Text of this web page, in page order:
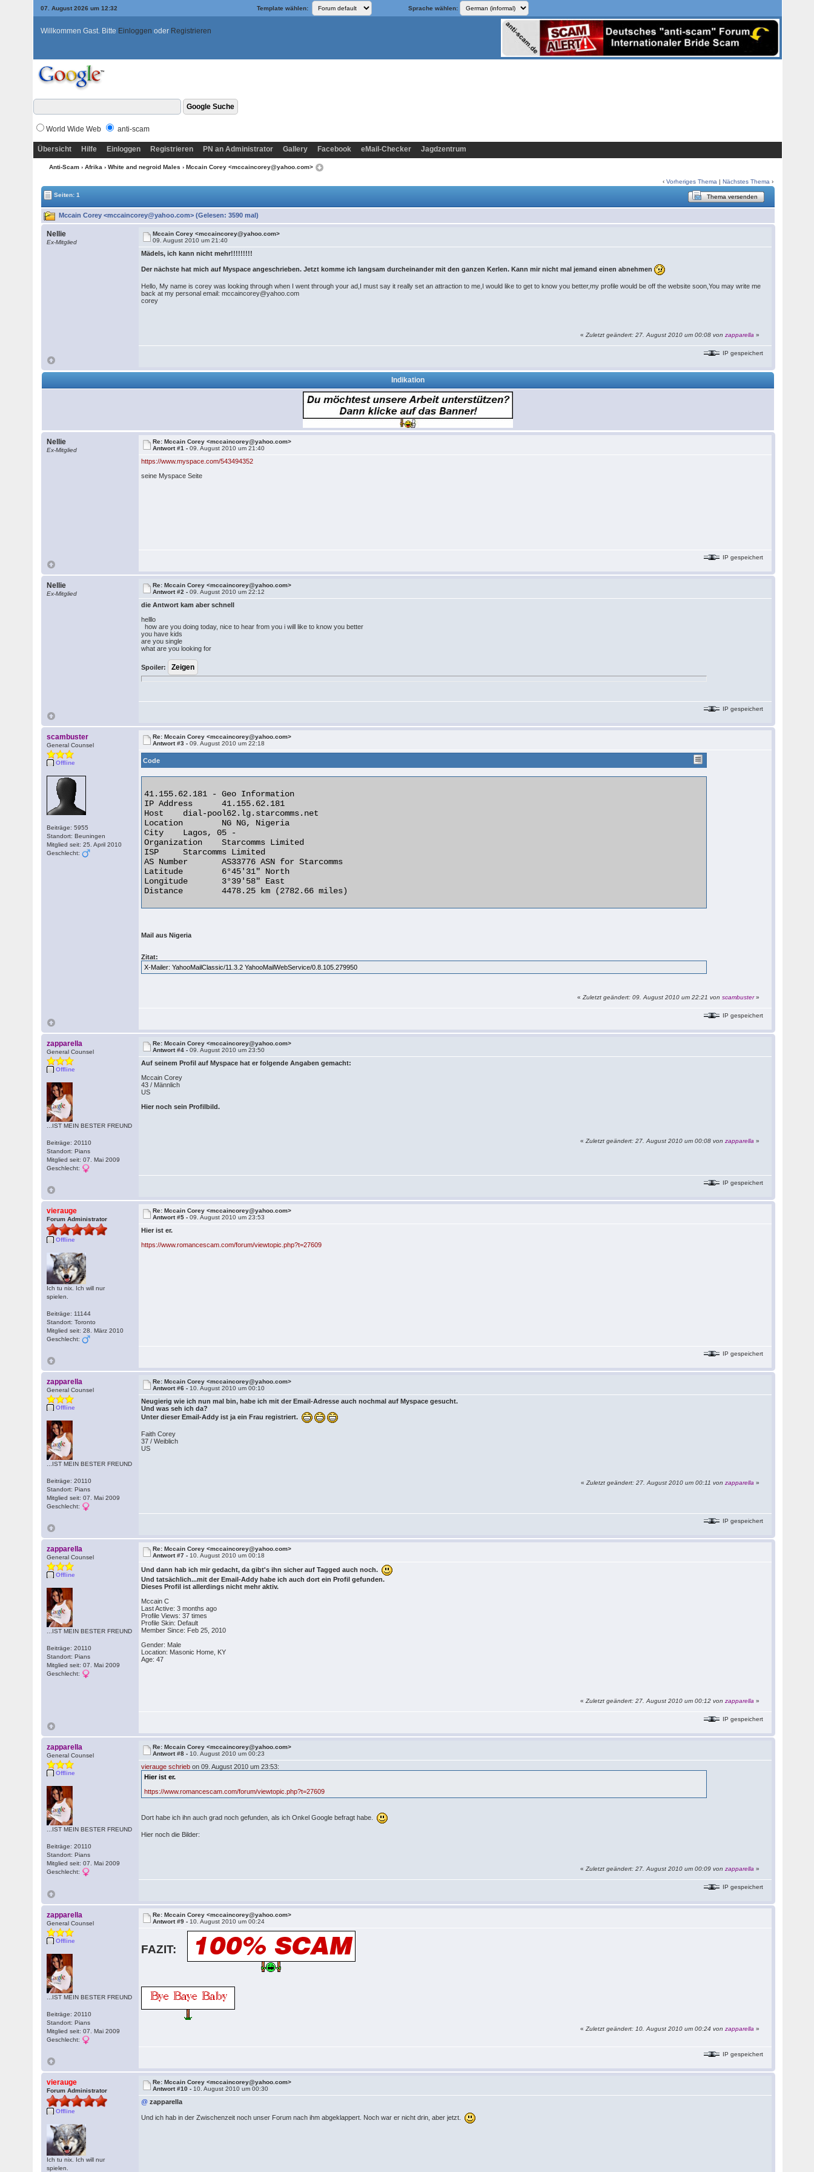
07. August 2026 um 12:32 Template wählen: Sprache wählen:
Willkommen Gast. Bitte Einloggen oder Registrieren
World Wide Web anti-scam
Übersicht Hilfe Einloggen Registrieren PN an Administrator Gallery Facebook eMail-Checker Jagdzentrum
Anti-Scam › Afrika › White and negroid Males › Mccain Corey <mccaincorey@yahoo.com>
‹Vorheriges Thema |Nächstes Thema ›
Seiten: 1
Thema versenden
Mccain Corey <mccaincorey@yahoo.com> (Gelesen: 3590 mal)
Nellie
Ex-Mitglied
Mccain Corey <mccaincorey@yahoo.com>
09. August 2010 um 21:40
Mädels, ich kann nicht mehr!!!!!!!!!
Der nächste hat mich auf Myspace angeschrieben. Jetzt komme ich langsam durcheinander mit den ganzen Kerlen. Kann mir nicht mal jemand einen abnehmen
Hello, My name is corey was looking through when I went through your ad,I must say it really set an attraction to me,I would like to get to know you better,my profile would be off the website soon,You may write me
back at my personal email: mccaincorey@yahoo.com
corey
«Zuletzt geändert: 27. August 2010 um 00:08 vonzapparella »
IP gespeichert
Indikation
Nellie
Ex-Mitglied
Re: Mccain Corey <mccaincorey@yahoo.com>
Antwort #1 -09. August 2010 um 21:40
https://www.myspace.com/543494352
seine Myspace Seite
IP gespeichert
Nellie
Ex-Mitglied
Re: Mccain Corey <mccaincorey@yahoo.com>
Antwort #2 -09. August 2010 um 22:12
die Antwort kam aber schnell
helllo
how are you doing today, nice to hear from you i will like to know you better
you have kids
are you single
what are you looking for
Spoiler:
IP gespeichert
scambuster
General Counsel
Offline
Beiträge: 5955
Standort: Beuningen
Mitglied seit: 25. April 2010
Geschlecht:
Re: Mccain Corey <mccaincorey@yahoo.com>
Antwort #3 -09. August 2010 um 22:18
Code
41.155.62.181 - Geo Information
IP Address 	41.155.62.181
Host 	dial-pool62.lg.starcomms.net
Location 	NG NG, Nigeria
City 	Lagos, 05 -
Organization 	Starcomms Limited
ISP 	Starcomms Limited
AS Number 	AS33776 ASN for Starcomms
Latitude 	6°45'31" North
Longitude 	3°39'58" East
Distance 	4478.25 km (2782.66 miles)
Mail aus Nigeria
Zitat:
X-Mailer: YahooMailClassic/11.3.2 YahooMailWebService/0.8.105.279950
«Zuletzt geändert: 09. August 2010 um 22:21 vonscambuster»
IP gespeichert
zapparella
General Counsel
Offline
...IST MEIN BESTER FREUND
Beiträge: 20110
Standort: Pians
Mitglied seit: 07. Mai 2009
Geschlecht:
Re: Mccain Corey <mccaincorey@yahoo.com>
Antwort #4 -09. August 2010 um 23:50
Auf seinem Profil auf Myspace hat er folgende Angaben gemacht:
Mccain Corey
43 / Männlich
US
Hier noch sein Profilbild.
«Zuletzt geändert: 27. August 2010 um 00:08 vonzapparella »
IP gespeichert
vierauge
Forum Administrator
Offline
Ich tu nix. Ich will nur
spielen.
Beiträge: 11144
Standort: Toronto
Mitglied seit: 28. März 2010
Geschlecht:
Re: Mccain Corey <mccaincorey@yahoo.com>
Antwort #5 -09. August 2010 um 23:53
Hier ist er.
https://www.romancescam.com/forum/viewtopic.php?t=27609
IP gespeichert
zapparella
General Counsel
Offline
...IST MEIN BESTER FREUND
Beiträge: 20110
Standort: Pians
Mitglied seit: 07. Mai 2009
Geschlecht:
Re: Mccain Corey <mccaincorey@yahoo.com>
Antwort #6 - 10. August 2010 um 00:10
Neugierig wie ich nun mal bin, habe ich mit der Email-Adresse auch nochmal auf Myspace gesucht.
Und was seh ich da?
Unter dieser Email-Addy ist ja ein Frau registriert.
Faith Corey
37 / Weiblich
US
«Zuletzt geändert: 27. August 2010 um 00:11 vonzapparella »
IP gespeichert
zapparella
General Counsel
Offline
...IST MEIN BESTER FREUND
Beiträge: 20110
Standort: Pians
Mitglied seit: 07. Mai 2009
Geschlecht:
Re: Mccain Corey <mccaincorey@yahoo.com>
Antwort #7 - 10. August 2010 um 00:18
Und dann hab ich mir gedacht, da gibt's ihn sicher auf Tagged auch noch.
Und tatsächlich...mit der Email-Addy habe ich auch dort ein Profil gefunden.
Dieses Profil ist allerdings nicht mehr aktiv.
Mccain C
Last Active: 3 months ago
Profile Views: 37 times
Profile Skin: Default
Member Since: Feb 25, 2010
Gender: Male
Location: Masonic Home, KY
Age: 47
«Zuletzt geändert: 27. August 2010 um 00:12 vonzapparella »
IP gespeichert
zapparella
General Counsel
Offline
...IST MEIN BESTER FREUND
Beiträge: 20110
Standort: Pians
Mitglied seit: 07. Mai 2009
Geschlecht:
Re: Mccain Corey <mccaincorey@yahoo.com>
Antwort #8 - 10. August 2010 um 00:23
vierauge schrieb on 09. August 2010 um 23:53:
Hier ist er.
https://www.romancescam.com/forum/viewtopic.php?t=27609
Dort habe ich ihn auch grad noch gefunden, als ich Onkel Google befragt habe.
Hier noch die Bilder:
«Zuletzt geändert: 27. August 2010 um 00:09 vonzapparella »
IP gespeichert
zapparella
General Counsel
Offline
...IST MEIN BESTER FREUND
Beiträge: 20110
Standort: Pians
Mitglied seit: 07. Mai 2009
Geschlecht:
Re: Mccain Corey <mccaincorey@yahoo.com>
Antwort #9 - 10. August 2010 um 00:24
FAZIT:
«Zuletzt geändert: 10. August 2010 um 00:24 vonzapparella »
IP gespeichert
vierauge
Forum Administrator
Offline
Ich tu nix. Ich will nur
spielen.
Re: Mccain Corey <mccaincorey@yahoo.com>
Antwort #10 - 10. August 2010 um 00:30
@ zapparella
Und ich hab in der Zwischenzeit noch unser Forum nach ihm abgeklappert. Noch war er nicht drin, aber jetzt.